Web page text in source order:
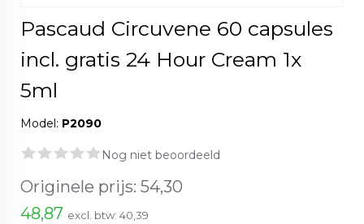
Pascaud Circuvene 60 capsules
incl. gratis 24 Hour Cream 1x
5ml
Model: P2090
Nog niet beoordeeld
Originele prijs: 54,30
48,87 excl. btw: 40,39